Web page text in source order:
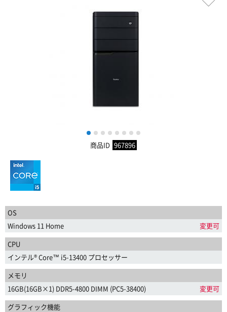
1 2 3 4 5 6 7
商品ID 967896
OS
Windows 11 Home
変更可
CPU
インテル® Core™ i5-13400 プロセッサー
メモリ
16GB(16GB×1) DDR5-4800 DIMM (PC5-38400)
変更可
グラフィック機能